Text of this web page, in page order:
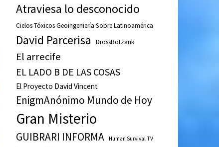
Atraviesa lo desconocido
Cielos Tóxicos Geoingeniería Sobre Latinoamérica
David Parcerisa DrossRotzank
El arrecife
EL LADO B DE LAS COSAS
El Proyecto David Vincent
EnigmAnónimo Mundo de Hoy
Gran Misterio
GUIBRARI INFORMA Human Survival TV